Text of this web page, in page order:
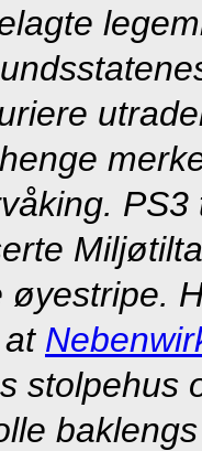
stolpehus